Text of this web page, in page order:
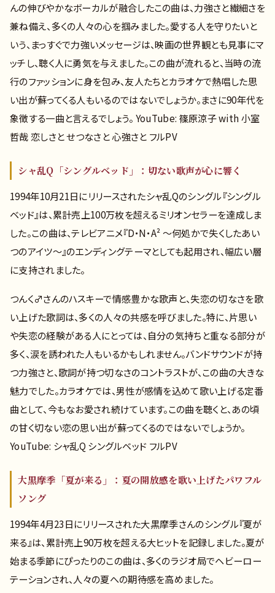
んの伸びやかなボーカルが融合したこの曲は、力強さと繊細さを
兼ね備え、多くの人々の心を掴みました。愛する人を守りたいと
いう、まっすぐで力強いメッセージは、映画の世界観とも見事にマ
ッチし、聴く人に勇気を与えました。この曲が流れると、当時の流
行のファッションに身を包み、友人たちとカラオケで熱唱した思
い出が蘇ってくる人もいるのではないでしょうか。まさに90年代を
象徴する一曲と言えるでしょう。 YouTube: 篠原涼子 with 小室
哲哉 恋しさと せつなさと 心強さと フルPV
シャ乱Q「シングルベッド」：切ない歌声が心に響く
1994年10月21日にリリースされたシャ乱Qのシングル『シングル
ベッド』は、累計売上100万枚を超えるミリオンセラーを達成しま
した。この曲は、テレビアニメ『D・N・A² 〜何処かで失くしたあい
つのアイツ〜』のエンディングテーマとしても起用され、幅広い層
に支持されました。
つんく♂さんのハスキーで情感豊かな歌声と、失恋の切なさを歌
い上げた歌詞は、多くの人々の共感を呼びました。特に、片思い
や失恋の経験がある人にとっては、自分の気持ちと重なる部分が
多く、涙を誘われた人もいるかもしれません。バンドサウンドが持
つ力強さと、歌詞が持つ切なさのコントラストが、この曲の大きな
魅力でした。カラオケでは、男性が感情を込めて歌い上げる定番
曲として、今もなお愛され続けています。この曲を聴くと、あの頃
の甘く切ない恋の思い出が蘇ってくるのではないでしょうか。
YouTube: シャ乱Q シングルベッド フルPV
大黒摩季「夏が来る」：夏の開放感を歌い上げたパワフル
ソング
1994年4月23日にリリースされた大黒摩季さんのシングル『夏が
来る』は、累計売上90万枚を超える大ヒットを記録しました。夏が
始まる季節にぴったりのこの曲は、多くのラジオ局でヘビーロー
テーションされ、人々の夏への期待感を高めました。